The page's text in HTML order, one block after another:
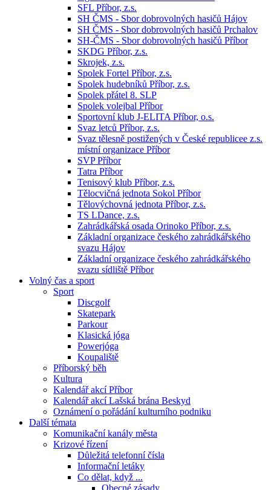
SFL Příbor, z.s.
SH ČMS - Sbor dobrovolných hasičů Hájov
SH ČMS - Sbor dobrovolných hasičů Prchalov
SH-ČMS - Sbor dobrovolných hasičů Příbor
SKDG Příbor, z.s.
Skrojek, z.s.
Spolek Fortel Příbor, z.s.
Spolek hudebníků Příbor, z.s.
Spolek přátel 8. SLP
Spolek volejbal Příbor
Sportovní klub J-ELITA Příbor, o.s.
Svaz letců Příbor, z.s.
Svaz tělesně postižených v České republicee z.s.
místní organizace Příbor
SVP Příbor
Tatra Příbor
Tenisový klub Příbor, z.s.
Tělocvičná jednota Sokol Příbor
Tělovýchovná jednota Příbor, z.s.
TS LDance, z.s.
Zahrádkářská osada Orinoko Příbor, z.s.
Základní organizace českého zahrádkářského
svazu Hájov
Základní organizace českého zahrádkářského
svazu sídliště Příbor
Volný čas a sport
Sport
Discgolf
Skatepark
Parkour
Klasická jóga
Powerjóga
Koupaliště
Příborský běh
Kultura
Kalendář akcí Příbor
Kalendář akcí Lašská brána Beskyd
Oznámení o pořádání kulturního podniku
Další témata
Komunikační kanály města
Krizové řízení
Důležitá telefonní čísla
Informační letáky
Co dělat, když ...
Obecné zásady